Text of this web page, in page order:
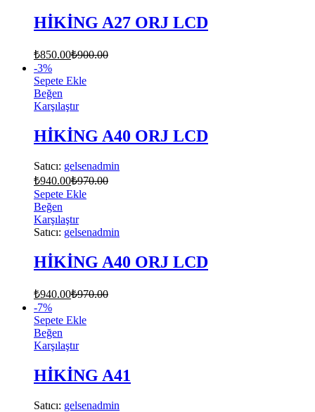
HİKİNG A27 ORJ LCD
₺850.00₺900.00
-3%
Sepete Ekle
Beğen
Karşılaştır
HİKİNG A40 ORJ LCD
Satıcı: gelsenadmin
₺940.00₺970.00
Sepete Ekle
Beğen
Karşılaştır
Satıcı: gelsenadmin
HİKİNG A40 ORJ LCD
₺940.00₺970.00
-7%
Sepete Ekle
Beğen
Karşılaştır
HİKİNG A41
Satıcı: gelsenadmin